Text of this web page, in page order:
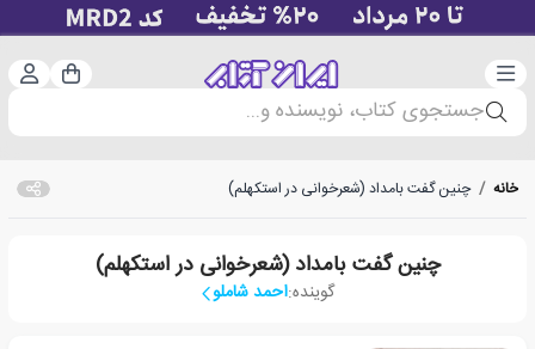
دسته‌بندی سبد
جستجوی کتاب، نویسنده و...
خانه / چنین گفت بامداد (شعرخوانی در استکهلم)
چنین گفت بامداد (شعرخوانی در استکهلم)
گوینده:احمد شاملو